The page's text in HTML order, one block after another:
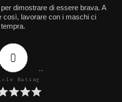
dimostrare di essere brava. A
così, lavorare con i maschi ci
tempra.
0
Rating